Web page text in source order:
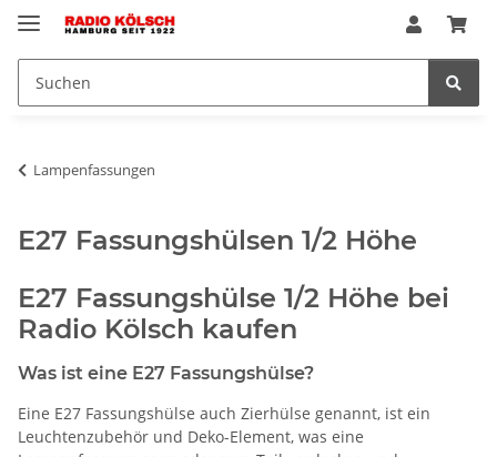
Lampenfassungen
E27 Fassungshülsen 1/2 Höhe
E27 Fassungshülse 1/2 Höhe bei
Radio Kölsch kaufen
Was ist eine E27 Fassungshülse?
Eine E27 Fassungshülse auch Zierhülse genannt, ist ein
Leuchtenzubehör und Deko-Element, was eine